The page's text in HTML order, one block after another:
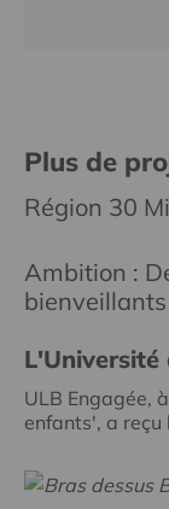
Plus de
Région 30
Ambition :
ULB Engagée,
enfants', a reçu